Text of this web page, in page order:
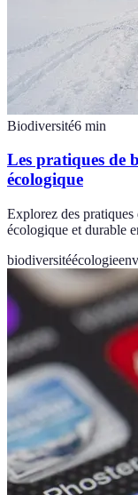
Biodiversité6 min
Les pratiques de
écologique
Explorez des
écologique et durable
biodiversitéécologie